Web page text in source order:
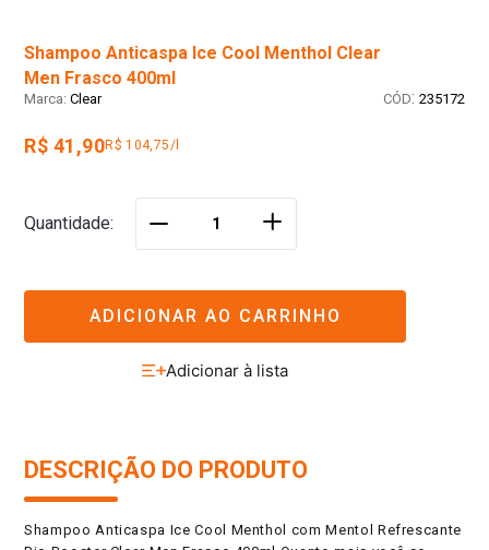
Shampoo Anticaspa Ice Cool Menthol Clear
Men Frasco 400ml
Clear : 235172
R$ 41,90R$ 104,75/l
Quantidade ＋
ADICIONAR AO CARRINHO
DESCRIÇÃO DO PRODUTO
Shampoo Anticaspa Ice Cool Menthol com Mentol Refrescante